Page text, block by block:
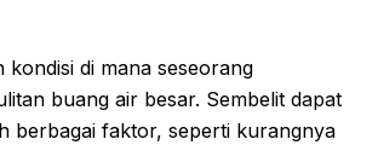
kondisi di mana seseorang
buang air besar. Sembelit dapat
berbagai faktor, seperti kurangnya